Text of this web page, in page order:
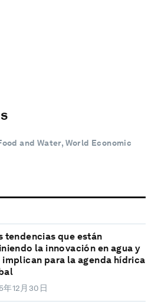
and Water, World Economic
tendencias que están
la innovación en agua y
implican para la agenda hídrica
年12月30日